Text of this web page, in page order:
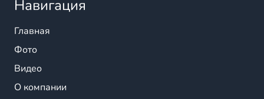
Навигация
Главная
Фото
Видео
О компании